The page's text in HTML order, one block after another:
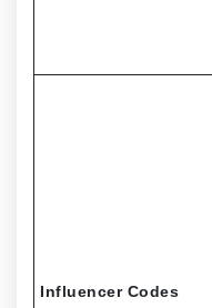
Influencer Codes